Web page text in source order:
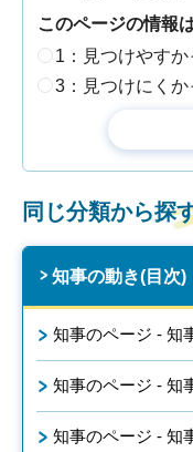
このページの情報
1：見つけやすか
3：見つけにくか
同じ分類から探
知事の動き(目次)
知事のページ - 知
知事のページ - 知
知事のページ - 知